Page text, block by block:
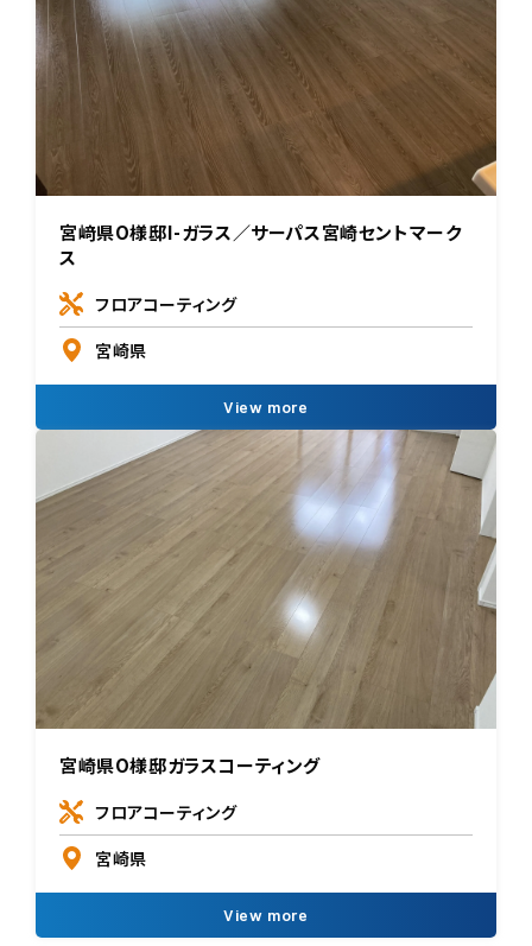
宮﨑県O様邸I-ガラス／サーパス宮崎セントマーク
ス
フロアコーティング
宮崎県
View more
宮崎県O様邸ガラスコーティング
フロアコーティング
宮崎県
View more